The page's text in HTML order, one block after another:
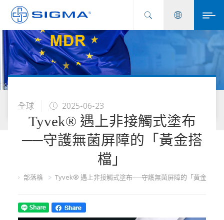
全球 2025-06-23
Tyvek® 遇上非接觸式塗布
──守護無菌屏障的「黃金搭
檔」
部落格 Tyvek® 遇上非接觸式塗布──守護無菌屏障的「黃金搭檔